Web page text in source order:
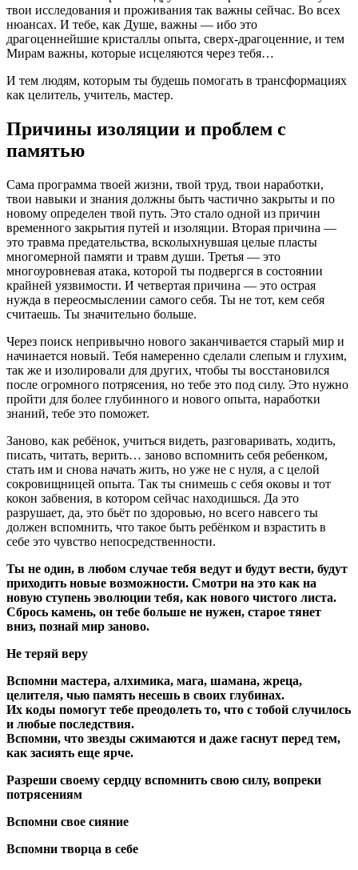
твои исследования и проживания так важны сейчас. Во всех
нюансах. И тебе, как Душе, важны — ибо это
драгоценнейшие кристаллы опыта, сверх-драгоценние, и тем
Мирам важны, которые исцеляются через тебя…
И тем людям, которым ты будешь помогать в трансформациях
как целитель, учитель, мастер.
Причины изоляции и проблем с
памятью
Сама программа твоей жизни, твой труд, твои наработки,
твои навыки и знания должны быть частично закрыты и по
новому определен твой путь. Это стало одной из причин
временного закрытия путей и изоляции. Вторая причина —
это травма предательства, всколыхнувшая целые пласты
многомерной памяти и травм души. Третья — это
многоуровневая атака, которой ты подвергся в состоянии
крайней уязвимости. И четвертая причина — это острая
нужда в переосмыслении самого себя. Ты не тот, кем себя
считаешь. Ты значительно больше.
Через поиск непривычно нового заканчивается старый мир и
начинается новый. Тебя намеренно сделали слепым и глухим,
так же и изолировали для других, чтобы ты восстановился
после огромного потрясения, но тебе это под силу. Это нужно
пройти для более глубинного и нового опыта, наработки
знаний, тебе это поможет.
Заново, как ребёнок, учиться видеть, разговаривать, ходить,
писать, читать, верить… заново вспомнить себя ребенком,
стать им и снова начать жить, но уже не с нуля, а с целой
сокровищницей опыта. Так ты снимешь с себя оковы и тот
кокон забвения, в котором сейчас находишься. Да это
разрушает, да, это бьёт по здоровью, но всего навсего ты
должен вспомнить, что такое быть ребёнком и взрастить в
себе это чувство непосредственности.
Ты не один, в любом случае тебя ведут и будут вести, будут
приходить новые возможности. Смотри на это как на
новую ступень эволюции тебя, как нового чистого листа.
Сбрось камень, он тебе больше не нужен, старое тянет
вниз, познай мир заново.
Не теряй веру
Вспомни мастера, алхимика, мага, шамана, жреца,
целителя, чью память несешь в своих глубинах.
Их коды помогут тебе преодолеть то, что с тобой случилось
и любые последствия.
Вспомни, что звезды сжимаются и даже гаснут перед тем,
как засиять еще ярче.
Разреши своему сердцу вспомнить свою силу, вопреки
потрясениям
Вспомни свое сияние
Вспомни творца в себе